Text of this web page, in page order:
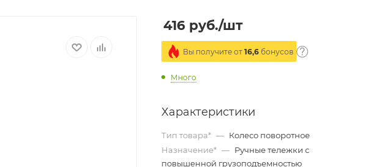
416 руб./шт
Вы получите от 16,6 бонусов
Много
Характеристики
Тип товара* — Колесо поворотное
Назначение* — Ручные тележки с
повышенной грузоподъемностью